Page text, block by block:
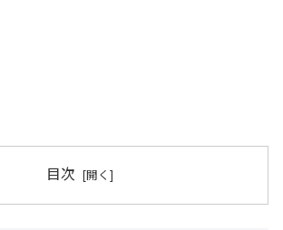
目次